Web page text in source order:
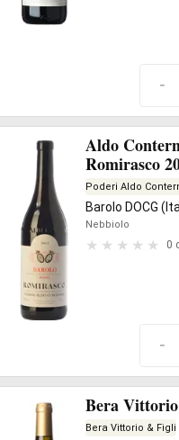
-
Aldo
Romirasco
Poderi Aldo
Barolo DOCG
Nebbiolo
0
-
Bera Vittorio
Bera Vittorio & Figli